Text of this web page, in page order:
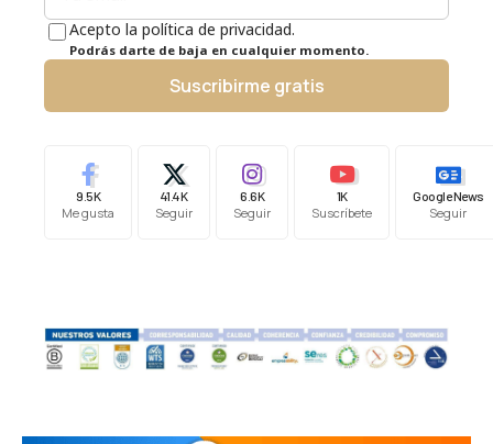
Acepto la política de privacidad.
Podrás darte de baja en cualquier momento.
Suscribirme gratis
9.5K
Me gusta
41.4K
Seguir
6.6K
Seguir
1K
Suscríbete
Google News
Seguir